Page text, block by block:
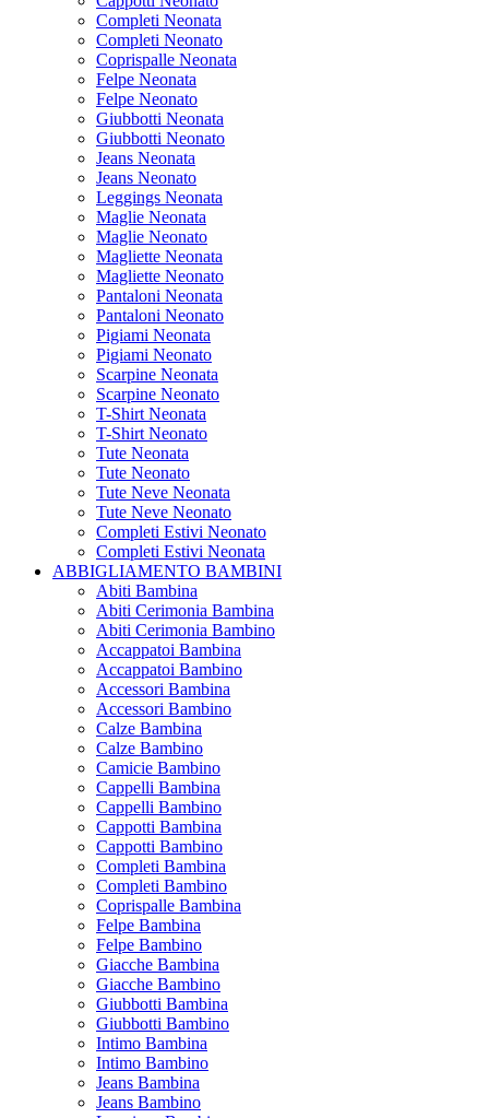
Completi Neonata
Completi Neonato
Coprispalle Neonata
Felpe Neonata
Felpe Neonato
Giubbotti Neonata
Giubbotti Neonato
Jeans Neonata
Jeans Neonato
Leggings Neonata
Maglie Neonata
Maglie Neonato
Magliette Neonata
Magliette Neonato
Pantaloni Neonata
Pantaloni Neonato
Pigiami Neonata
Pigiami Neonato
Scarpine Neonata
Scarpine Neonato
T-Shirt Neonata
T-Shirt Neonato
Tute Neonata
Tute Neonato
Tute Neve Neonata
Tute Neve Neonato
Completi Estivi Neonato
Completi Estivi Neonata
ABBIGLIAMENTO BAMBINI
Abiti Bambina
Abiti Cerimonia Bambina
Abiti Cerimonia Bambino
Accappatoi Bambina
Accappatoi Bambino
Accessori Bambina
Accessori Bambino
Calze Bambina
Calze Bambino
Camicie Bambino
Cappelli Bambina
Cappelli Bambino
Cappotti Bambina
Cappotti Bambino
Completi Bambina
Completi Bambino
Coprispalle Bambina
Felpe Bambina
Felpe Bambino
Giacche Bambina
Giacche Bambino
Giubbotti Bambina
Giubbotti Bambino
Intimo Bambina
Intimo Bambino
Jeans Bambina
Jeans Bambino